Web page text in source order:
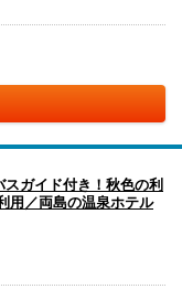
ガイド付き！秋色の利
用／両島の温泉ホテル